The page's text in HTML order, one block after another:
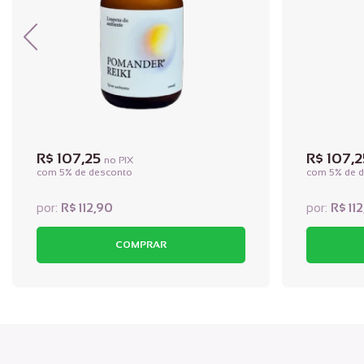
R$ 107,25 no PIX
com 5% de desconto
R$ 112,90
COMPRAR
R$
com 5% de
R$